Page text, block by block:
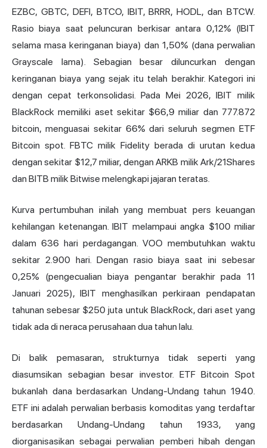
EZBC, GBTC, DEFI, BTCO, IBIT, BRRR, HODL, dan BTCW.
Rasio biaya saat peluncuran berkisar antara 0,12% (IBIT
selama masa keringanan biaya) dan 1,50% (dana perwalian
Grayscale lama). Sebagian besar diluncurkan dengan
keringanan biaya yang sejak itu telah berakhir. Kategori ini
dengan cepat terkonsolidasi. Pada Mei 2026, IBIT milik
BlackRock memiliki aset sekitar $66,9 miliar dan 777.872
bitcoin, menguasai sekitar 66% dari seluruh segmen ETF
Bitcoin spot. FBTC milik Fidelity berada di urutan kedua
dengan sekitar $12,7 miliar, dengan ARKB milik Ark/21Shares
dan BITB milik Bitwise melengkapi jajaran teratas.
Kurva pertumbuhan inilah yang membuat pers keuangan
kehilangan ketenangan. IBIT melampaui angka $100 miliar
dalam 636 hari perdagangan. VOO membutuhkan waktu
sekitar 2.900 hari. Dengan rasio biaya saat ini sebesar
0,25% (pengecualian biaya pengantar berakhir pada 11
Januari 2025), IBIT menghasilkan perkiraan pendapatan
tahunan sebesar $250 juta untuk BlackRock, dari aset yang
tidak ada di neraca perusahaan dua tahun lalu.
Di balik pemasaran, strukturnya tidak seperti yang
diasumsikan sebagian besar investor. ETF Bitcoin Spot
bukanlah dana berdasarkan Undang-Undang tahun 1940.
ETF ini adalah perwalian berbasis komoditas yang terdaftar
berdasarkan Undang-Undang tahun 1933, yang
diorganisasikan sebagai perwalian pemberi hibah dengan